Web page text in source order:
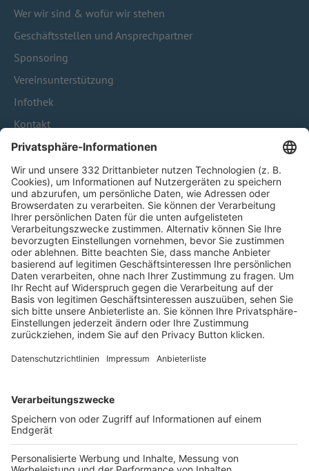
Wer wir sind & wofür wir stehen
Geschäftsstellen und Ansprechpartner
Sponsoring
Vereinsunterstützung
Infothek
Kontakt
HÄUFIG BESUCHTE SEITEN
Pässe und Vereinswechsel
Trainerausbildung
Schulungsangebot Vereinsmitarbeiter
BFV-Geschäftsstellen
Trainerbörse
Login SpielPlus
FOLGE DEM BFV
TOP-VEREINE